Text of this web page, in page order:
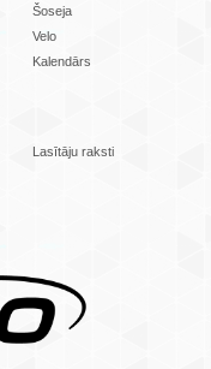
Šoseja
Velo
Kalendārs
Lasītāju raksti